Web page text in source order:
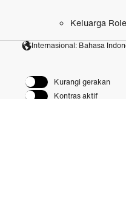
Keluarga
Internasional: Bahasa
Kurangi gerakan
Kontras aktif